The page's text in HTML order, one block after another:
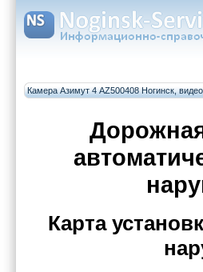
Камера Азимут 4 AZ500408 Ногинск,
Карта